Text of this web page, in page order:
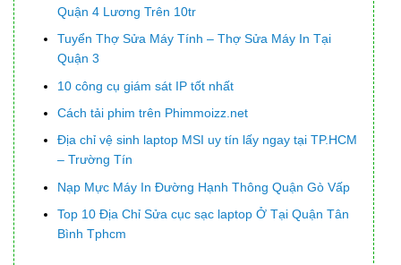
Quận 4 Lương Trên 10tr
Tuyển Thợ Sửa Máy Tính – Thợ Sửa Máy In Tại
Quận 3
10 công cụ giám sát IP tốt nhất
Cách tải phim trên Phimmoizz.net
Địa chỉ vệ sinh laptop MSI uy tín lấy ngay tại TP.HCM
– Trường Tín
Nạp Mực Máy In Đường Hạnh Thông Quận Gò Vấp
Top 10 Địa Chỉ Sửa cục sạc laptop Ở Tại Quận Tân
Bình Tphcm